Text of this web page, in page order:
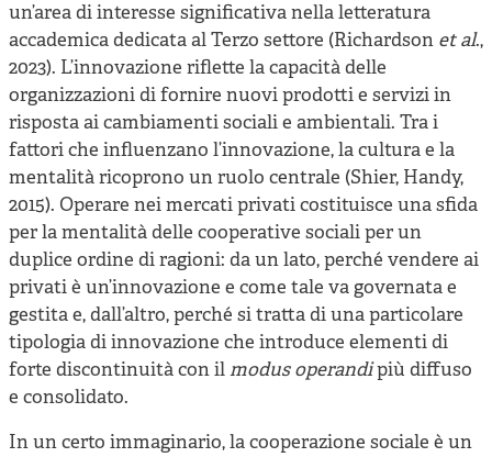
un’area di interesse significativa nella letteratura
accademica dedicata al Terzo settore (Richardson et al.,
2023). L’innovazione riflette la capacità delle
organizzazioni di fornire nuovi prodotti e servizi in
risposta ai cambiamenti sociali e ambientali. Tra i
fattori che influenzano l’innovazione, la cultura e la
mentalità ricoprono un ruolo centrale (Shier, Handy,
2015). Operare nei mercati privati costituisce una sfida
per la mentalità delle cooperative sociali per un
duplice ordine di ragioni: da un lato, perché vendere ai
privati è un’innovazione e come tale va governata e
gestita e, dall’altro, perché si tratta di una particolare
tipologia di innovazione che introduce elementi di
forte discontinuità con ilmodus operandipiù diffuso
e consolidato.
In un certo immaginario, la cooperazione sociale è un